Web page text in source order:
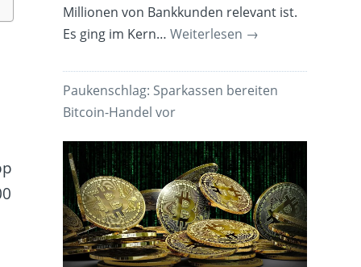
Millionen von Bankkunden relevant ist.
Es ging im Kern…Weiterlesen →
Paukenschlag: Sparkassen bereiten
Bitcoin-Handel vor